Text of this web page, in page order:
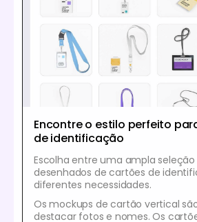
Encontre o estilo perfeito
de identificação
Escolha entre uma ampla
desenhados de cartões de
diferentes necessidades.
Os mockups de cartão vertical
destacar fotos e nomes. Os